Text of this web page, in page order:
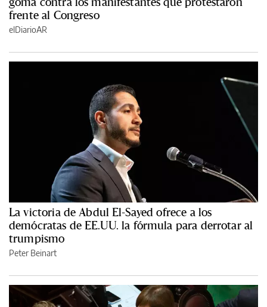
frente al Congreso
elDiarioAR
La victoria de Abdul El-Sayed ofrece a los
demócratas de EE.UU. la fórmula para derrotar al
trumpismo
Peter Beinart